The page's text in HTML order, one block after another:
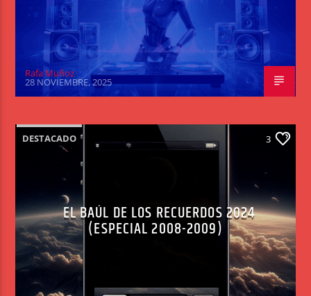
Rafa Muñoz
28 NOVIEMBRE, 2025
DESTACADO 3
EL BAÚL DE LOS RECUERDOS 2024
(ESPECIAL 2008-2009)